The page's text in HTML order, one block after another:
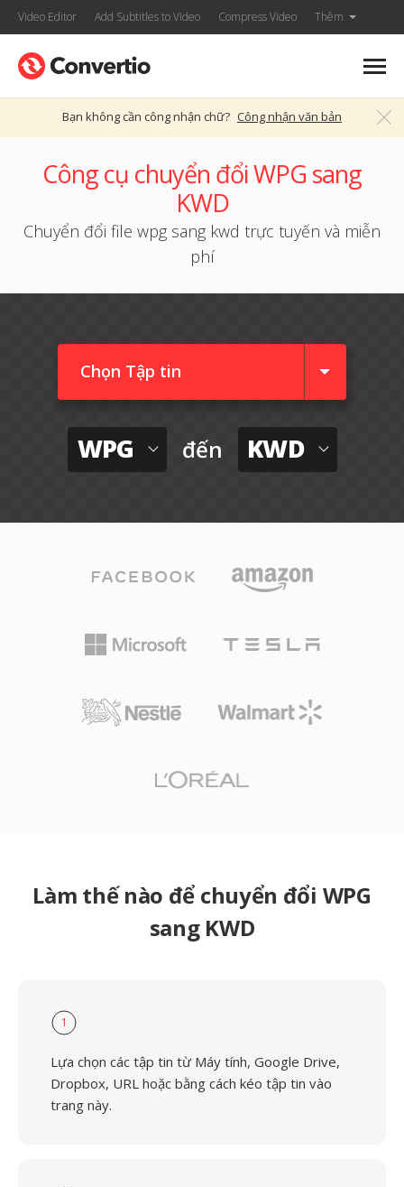
Video Editor Add Subtitles to Video Compress Video Thêm
Bạn không cần công nhận chữ? Công nhận văn bản
Công cụ chuyển đổi WPG sang
KWD
Chuyển đổi file wpg sang kwd trực tuyến và miễn
phí
Chọn Tập tin
WPG đến KWD
Làm thế nào để chuyển đổi WPG
sang KWD
1
Lựa chọn các tập tin từ Máy tính, Google Drive,
Dropbox, URL hoặc bằng cách kéo tập tin vào
trang này.